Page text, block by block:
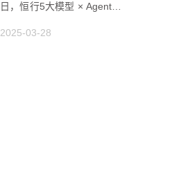
日，恒行5大模型 × Agent研
潮
2025-03-28